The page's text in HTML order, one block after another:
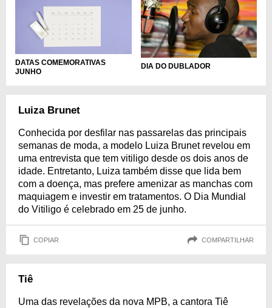
DATAS COMEMORATIVAS
JUNHO
DIA DO DUBLADOR
Luiza Brunet
Conhecida por desfilar nas passarelas das principais
semanas de moda, a modelo Luiza Brunet revelou em
uma entrevista que tem vitiligo desde os dois anos de
idade. Entretanto, Luiza também disse que lida bem
com a doença, mas prefere amenizar as manchas com
maquiagem e investir em tratamentos. O Dia Mundial
do Vitiligo é celebrado em 25 de junho.
COPIAR COMPARTILHAR
Tiê
Uma das revelações da nova MPB, a cantora Tiê